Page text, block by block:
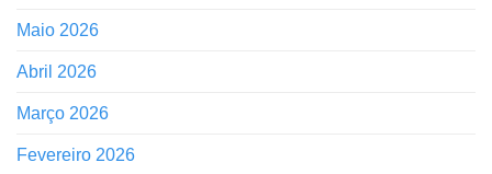
Maio 2026
Abril 2026
Março 2026
Fevereiro 2026